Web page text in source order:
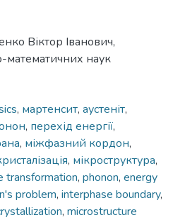
Віктор Іванович,
математичних наук
, мартенсит, аустеніт,
, перехід енергії,
, міжфазний кордон,
, мікроструктура,
transformation, phonon, energy
problem, interphase boundary,
, microstructure